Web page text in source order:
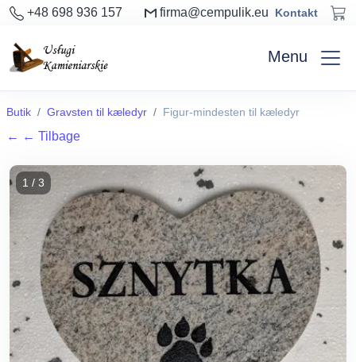
+48 698 936 157 firma@cempulik.eu Kontakt
Menu
Butik Gravsten til kæledyr Figur-mindesten til kæledyr
← ← Tilbage
1 / 3